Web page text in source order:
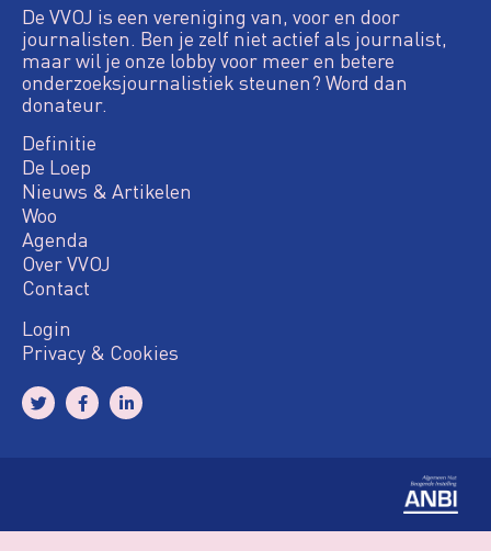
De VVOJ is een vereniging van, voor en door
journalisten. Ben je zelf niet actief als journalist,
maar wil je onze lobby voor meer en betere
onderzoeksjournalistiek steunen? Word dan
donateur.
Definitie
De Loep
Nieuws & Artikelen
Woo
Agenda
Over VVOJ
Contact
Login
Privacy & Cookies